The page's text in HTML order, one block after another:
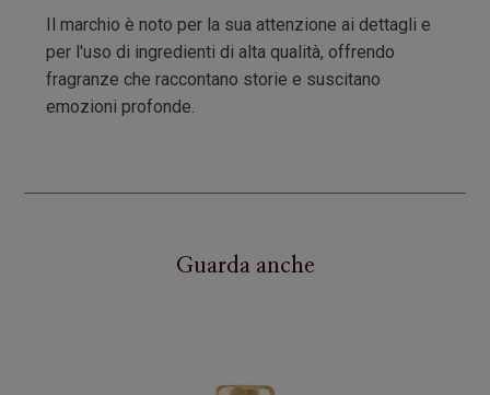
Il marchio è noto per la sua attenzione ai dettagli e
per l'uso di ingredienti di alta qualità, offrendo
fragranze che raccontano storie e suscitano
emozioni profonde.
Guarda anche